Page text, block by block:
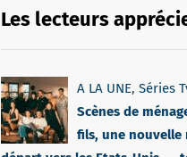
Les lecteurs
A LA UNE, Séries
Scènes de
fils, une nouvelle